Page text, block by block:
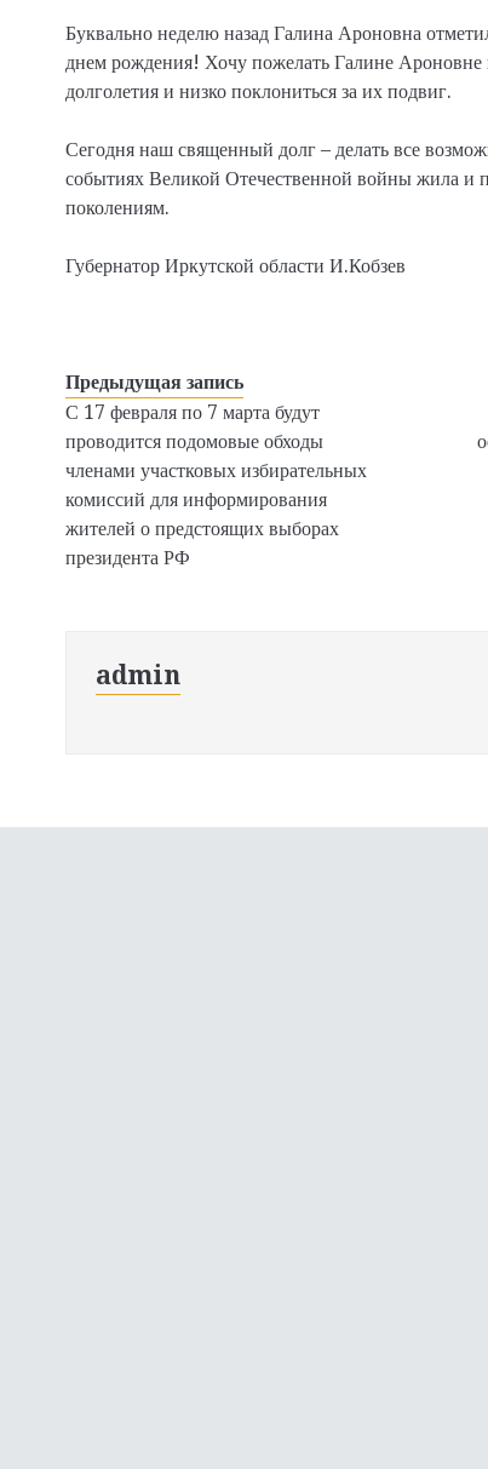
Буквально неделю назад Галина Ароновна
днем рождения! Хочу пожелать Галине
долголетия и низко поклониться за их подвиг.
Сегодня наш священный долг – делать все
событиях Великой Отечественной войны жила и
поколениям.
Губернатор Иркутской области И.Кобзев
Предыдущая запись
С 17 февраля по 7 марта будут
проводится подомовые обходы
членами участковых избирательных
комиссий для информирования
жителей о предстоящих выборах
президента РФ
admin